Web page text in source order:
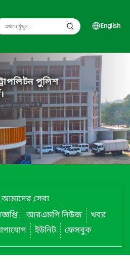
English
পুলিশ
আমাদের সেবা
আরএমপি নিউজ
খবর
ইউনিট ফেসবুক